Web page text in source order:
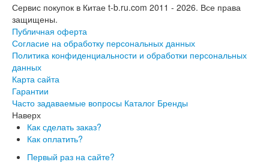
Сервис покупок в Китае t-b.ru.com 2011 - 2026. Все права
защищены.
Публичная оферта
Согласие на обработку персональных данных
Политика конфиденциальности и обработки персональных
данных
Карта сайта
Гарантии
Часто задаваемые вопросы Каталог Бренды
Наверх
Как сделать заказ?
Как оплатить?
Первый раз на сайте?